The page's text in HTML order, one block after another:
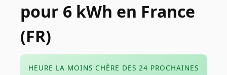
pour 6 kWh en France
(FR)
HEURE LA MOINS CHÈRE DES 24 PROCHAINES